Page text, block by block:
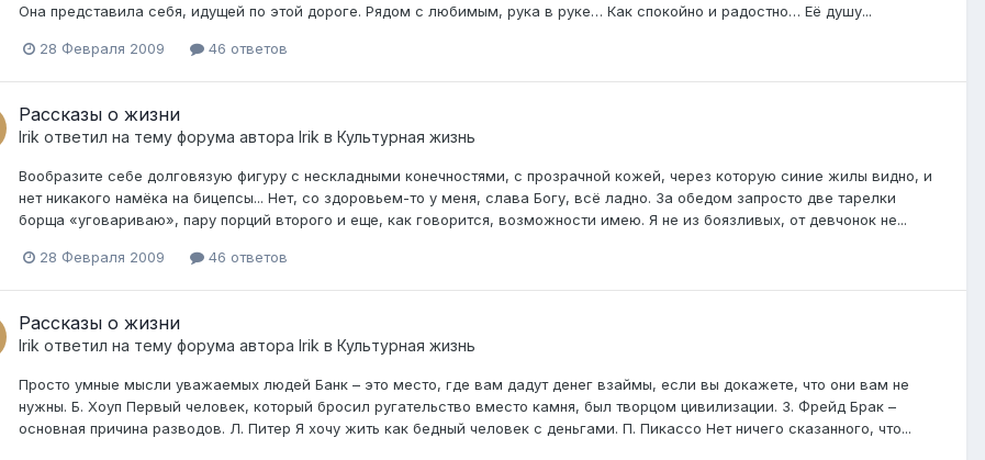
Она представила себя, идущей по этой дороге. Рядом с любимым, рука в руке… Как спокойно и радостно… Её душу...
28 Февраля 2009 46 ответов
Рассказы о жизни
Irik ответил на тему форума автора Irik в Культурная жизнь
Вообразите себе долговязую фигуру с нескладными конечностями, с прозрачной кожей, через которую синие жилы видно, и
нет никакого намёка на бицепсы... Нет, со здоровьем-то у меня, слава Богу, всё ладно. За обедом запросто две тарелки
борща «уговариваю», пару порций второго и еще, как говорится, возможности имею. Я не из боязливых, от девчонок не...
28 Февраля 2009 46 ответов
Рассказы о жизни
Irik ответил на тему форума автора Irik в Культурная жизнь
Просто умные мысли уважаемых людей Банк – это место, где вам дадут денег взаймы, если вы докажете, что они вам не
нужны. Б. Хоуп Первый человек, который бросил ругательство вместо камня, был творцом цивилизации. З. Фрейд Брак –
основная причина разводов. Л. Питер Я хочу жить как бедный человек с деньгами. П. Пикассо Нет ничего сказанного, что...